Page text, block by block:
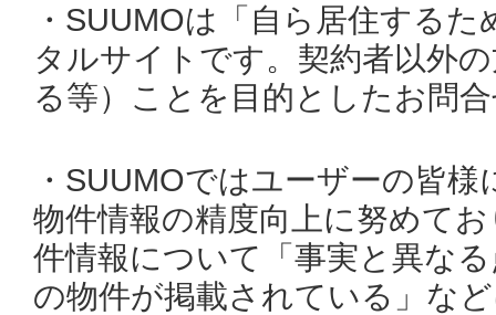
・SUUMOは「自ら居住する
タルサイトです。契約者以外
る等）ことを目的としたお問
・SUUMOではユーザーの皆
物件情報の精度向上に努めて
件情報について「事実と異な
の物件が掲載されている」な